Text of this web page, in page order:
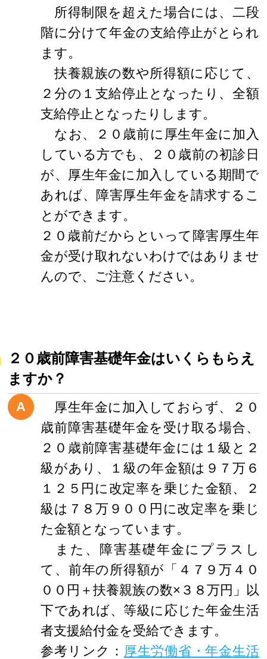
所得制限を超えた場合には、二段
階に分けて年金の支給停止がとられ
ます。
扶養親族の数や所得額に応じて、
２分の１支給停止となったり、全額
支給停止となったりします。
なお、２０歳前に厚生年金に加入
している方でも、２０歳前の初診日
が、厚生年金に加入している期間で
あれば、障害厚生年金を請求するこ
とができます。
２０歳前だからといって障害厚生年
金が受け取れないわけではありませ
んので、ご注意ください。
２０歳前障害基礎年金はいくらもらえ
ますか？
A
厚生年金に加入しておらず、２０
歳前障害基礎年金を受け取る場合、
２０歳前障害基礎年金には１級と２
級があり、１級の年金額は９７万６
１２５円に改定率を乗じた金額、２
級は７８万９００円に改定率を乗じ
た金額となっています。
また、障害基礎年金にプラスし
て、前年の所得額が「４７９万４０
００円＋扶養親族の数×３８万円」以
下であれば、等級に応じた年金生活
者支援給付金を受給できます。
参考リンク： 厚生労働省・年金生活